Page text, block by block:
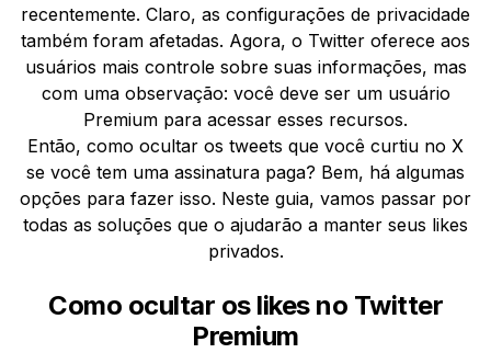
recentemente. Claro, as configurações de privacidade
também foram afetadas. Agora, o Twitter oferece aos
usuários mais controle sobre suas informações, mas
com uma observação: você deve ser um usuário
Premium para acessar esses recursos.
Então, como ocultar os tweets que você curtiu no X
se você tem uma assinatura paga? Bem, há algumas
opções para fazer isso. Neste guia, vamos passar por
todas as soluções que o ajudarão a manter seus likes
privados.
Como ocultar os likes no Twitter
Premium